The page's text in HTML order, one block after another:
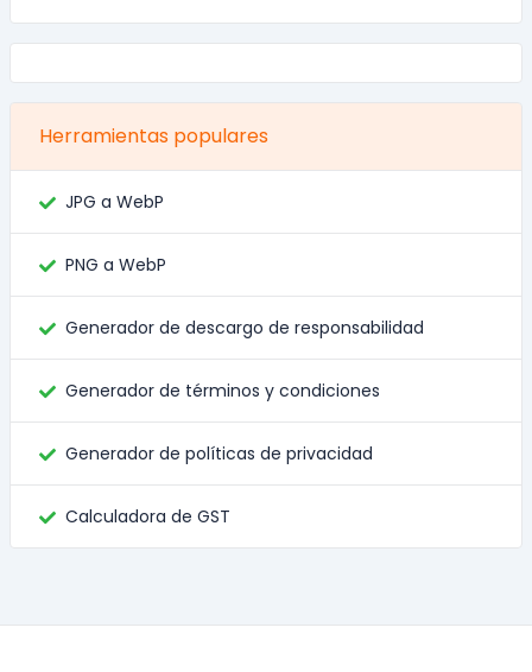
Herramientas populares
JPG a WebP
PNG a WebP
Generador de descargo de responsabilidad
Generador de términos y condiciones
Generador de políticas de privacidad
Calculadora de GST